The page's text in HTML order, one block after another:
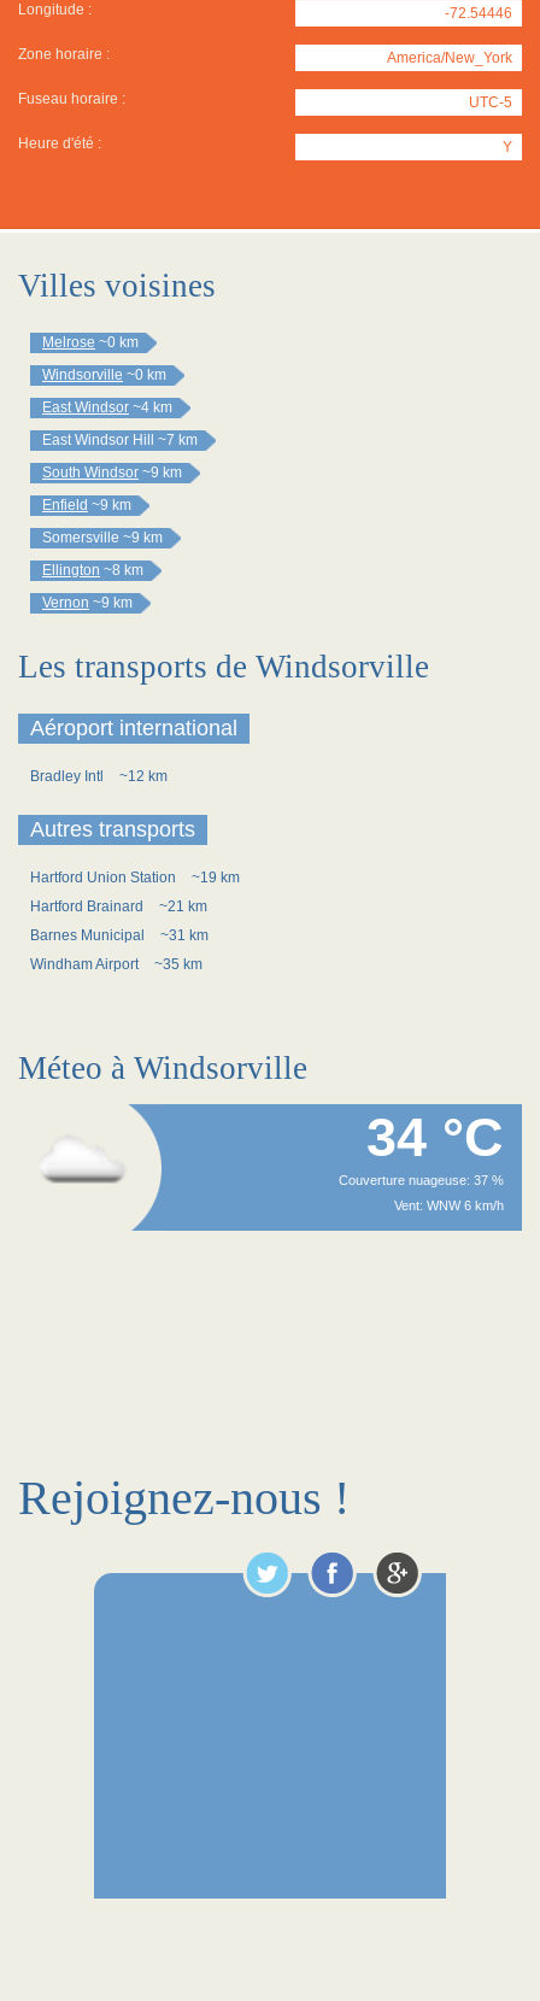
Longitude : -72.54446
Zone horaire : America/New_York
Fuseau horaire : UTC-5
Heure d'été : Y
Villes voisines
Melrose ~0 km
Windsorville ~0 km
East Windsor ~4 km
East Windsor Hill
~7 km
South Windsor ~9 km
Enfield ~9 km
Somersville ~9 km
Ellington ~8 km
Vernon ~9 km
Les transports de Windsorville
Aéroport international
Bradley Intl ~12 km
Autres transports
Hartford Union Station
~19 km
Hartford Brainard
~21 km
Barnes Municipal
~31 km
Windham Airport
~35 km
Méteo à Windsorville
34 °C
Couverture nuageuse: 37 %
Vent: WNW 6 km/h
Rejoignez-nous !